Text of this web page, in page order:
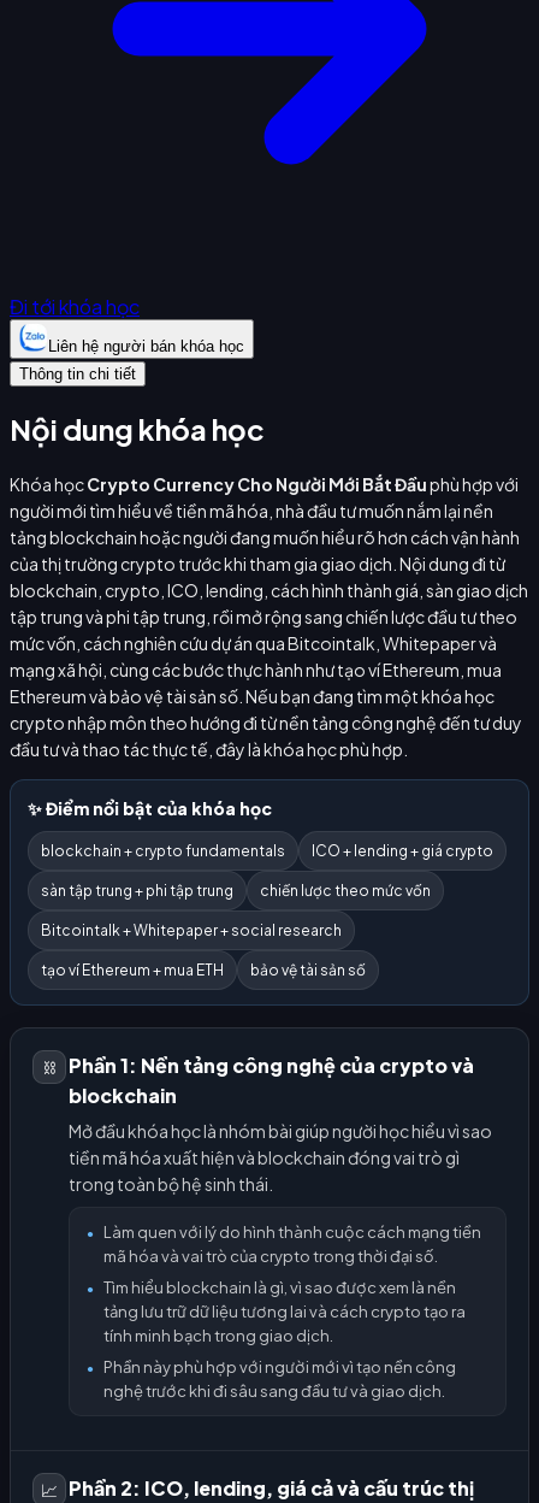
Đi tới khóa học
Liên hệ người bán khóa học
Thông tin chi tiết
Nội dung khóa học
Khóa họcCrypto Currency Cho Người Mới Bắt Đầuphù hợp với
người mới tìm hiểu về tiền mã hóa, nhà đầu tư muốn nắm lại nền
tảng blockchain hoặc người đang muốn hiểu rõ hơn cách vận hành
của thị trường crypto trước khi tham gia giao dịch. Nội dung đi từ
blockchain, crypto, ICO, lending, cách hình thành giá, sàn giao dịch
tập trung và phi tập trung, rồi mở rộng sang chiến lược đầu tư theo
mức vốn, cách nghiên cứu dự án qua Bitcointalk, Whitepaper và
mạng xã hội, cùng các bước thực hành như tạo ví Ethereum, mua
Ethereum và bảo vệ tài sản số. Nếu bạn đang tìm một khóa học
crypto nhập môn theo hướng đi từ nền tảng công nghệ đến tư duy
đầu tư và thao tác thực tế, đây là khóa học phù hợp.
✨ Điểm nổi bật của khóa học
blockchain + crypto fundamentals ICO + lending + giá crypto
sàn tập trung + phi tập trung chiến lược theo mức vốn
Bitcointalk + Whitepaper + social research
tạo ví Ethereum + mua ETH bảo vệ tài sản số
⛓️
Phần 1: Nền tảng công nghệ của crypto và
blockchain
Mở đầu khóa học là nhóm bài giúp người học hiểu vì sao
tiền mã hóa xuất hiện và blockchain đóng vai trò gì
trong toàn bộ hệ sinh thái.
●
Làm quen với lý do hình thành cuộc cách mạng tiền
mã hóa và vai trò của crypto trong thời đại số.
●
Tìm hiểu blockchain là gì, vì sao được xem là nền
tảng lưu trữ dữ liệu tương lai và cách crypto tạo ra
tính minh bạch trong giao dịch.
●
Phần này phù hợp với người mới vì tạo nền công
nghệ trước khi đi sâu sang đầu tư và giao dịch.
📈
Phần 2: ICO, lending, giá cả và cấu trúc thị